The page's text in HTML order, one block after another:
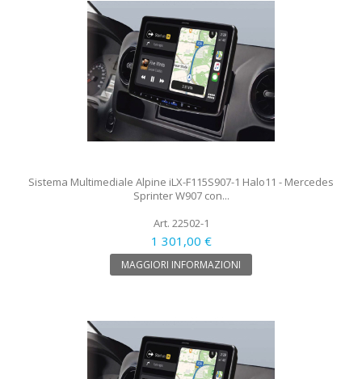
Sistema Multimediale Alpine iLX-F115S907-1 Halo11 - Mercedes
Sprinter W907 con...
Art. 22502-1
1 301,00 €
MAGGIORI INFORMAZIONI